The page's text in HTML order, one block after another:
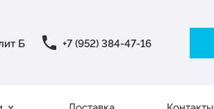
Б +7 (952) 384-47-16